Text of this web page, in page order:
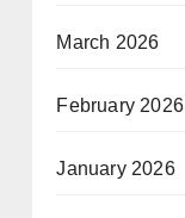
March 2026
February 2026
January 2026